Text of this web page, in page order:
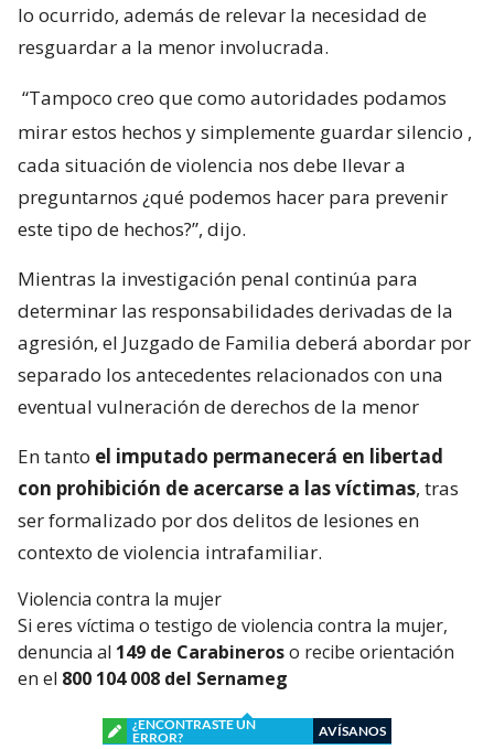
lo ocurrido, además de relevar la necesidad de
resguardar a la menor involucrada.
“Tampoco creo que como autoridades podamos
mirar estos hechos y simplemente guardar silencio ,
cada situación de violencia nos debe llevar a
preguntarnos ¿qué podemos hacer para prevenir
este tipo de hechos?”, dijo.
Mientras la investigación penal continúa para
determinar las responsabilidades derivadas de la
agresión, el Juzgado de Familia deberá abordar por
separado los antecedentes relacionados con una
eventual vulneración de derechos de la menor
En tanto el imputado permanecerá en libertad
con prohibición de acercarse a las víctimas, tras
ser formalizado por dos delitos de lesiones en
contexto de violencia intrafamiliar.
Violencia contra la mujer
Si eres víctima o testigo de violencia contra la mujer,
denuncia al 149 de Carabineroso recibe orientación
en el 800 104 008 del Sernameg
¿ENCONTRASTE UN
ERROR?
AVÍSANOS